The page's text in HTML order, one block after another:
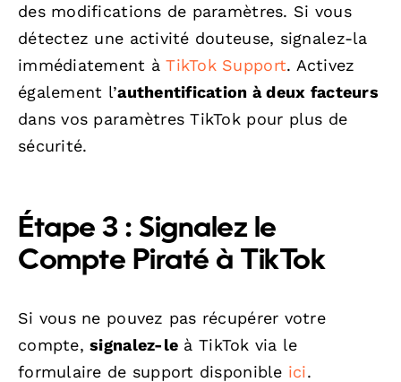
des modifications de paramètres. Si vous
détectez une activité douteuse, signalez-la
immédiatement àTikTok Support. Activez
également l’authentification à deux facteurs
dans vos paramètres TikTok pour plus de
sécurité.
Étape 3 : Signalez le
Compte Piraté à TikTok
Si vous ne pouvez pas récupérer votre
compte,signalez-le à TikTok via le
formulaire de support disponible ici.